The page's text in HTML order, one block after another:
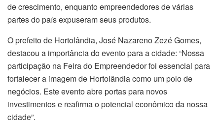
de crescimento, enquanto empreendedores de várias
partes do país expuseram seus produtos.
O prefeito de Hortolândia, José Nazareno Zezé Gomes,
destacou a importância do evento para a cidade: “Nossa
participação na Feira do Empreendedor foi essencial para
fortalecer a imagem de Hortolândia como um polo de
negócios. Este evento abre portas para novos
investimentos e reafirma o potencial econômico da nossa
cidade”.